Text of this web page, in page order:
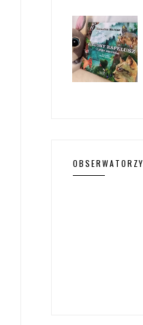
OBSERWATORZY